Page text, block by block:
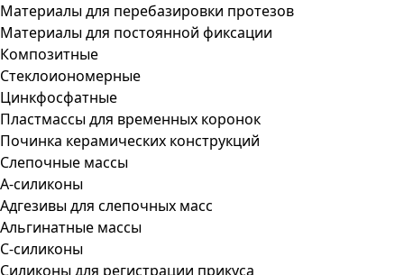
Материалы для перебазировки протезов
Материалы для постоянной фиксации
Композитные
Стеклоиономерные
Цинкфосфатные
Пластмассы для временных коронок
Починка керамических конструкций
Слепочные массы
А-силиконы
Адгезивы для слепочных масс
Альгинатные массы
С-силиконы
Силиконы для регистрации прикуса